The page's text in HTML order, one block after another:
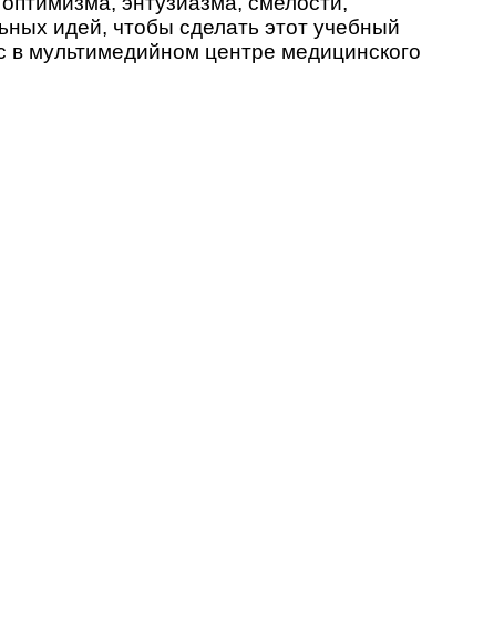
идей, чтобы сделать этот учебный
мультимедийном центре медицинского